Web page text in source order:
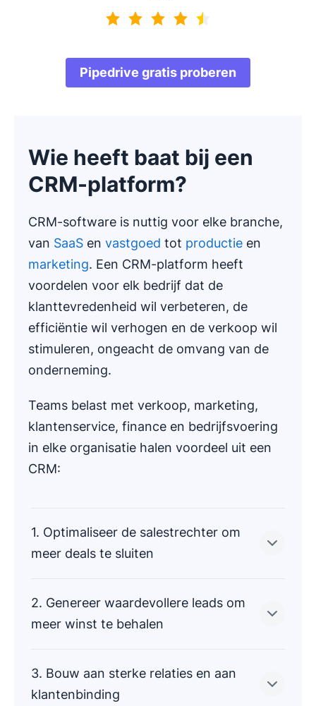
Pipedrive gratis proberen
Wie heeft baat bij een
CRM-platform?
CRM-software is nuttig voor elke branche,
van SaaS en vastgoed tot productie en
marketing. Een CRM-platform heeft
voordelen voor elk bedrijf dat de
klanttevredenheid wil verbeteren, de
efficiëntie wil verhogen en de verkoop wil
stimuleren, ongeacht de omvang van de
onderneming.
Teams belast met verkoop, marketing,
klantenservice, finance en bedrijfsvoering
in elke organisatie halen voordeel uit een
CRM:
1. Optimaliseer de salestrechter om
meer deals te sluiten
Met marketing kun je leads vinden en die
echter een robuust en goed georganiseerd
systeem nodig.
2. Genereer waardevollere leads om
meer winst te behalen
Hoe meer gegevens je verzamelt over je
3. Bouw aan sterke relaties en aan
klantenbinding